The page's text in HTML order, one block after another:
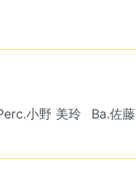
小野 美玲 Ba.佐藤